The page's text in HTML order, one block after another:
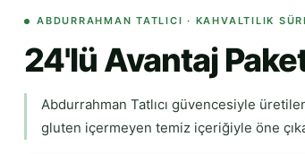
ABDURRAHMAN TATLICI · KAHVALTILIK
24'lü Avantaj
Abdurrahman Tatlıcı güvencesiyle
gluten içermeyen temiz içeriğiyle öne